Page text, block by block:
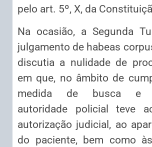
pelo art. 5º, X, da
Na ocasião, a Segunda
julgamento de habeas
discutia a nulidade de
em que, no âmbito de
medida de busca e
autoridade policial teve
autorização judicial, ao
do paciente, bem como